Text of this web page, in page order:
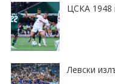
ЦСКА 1948
Левски